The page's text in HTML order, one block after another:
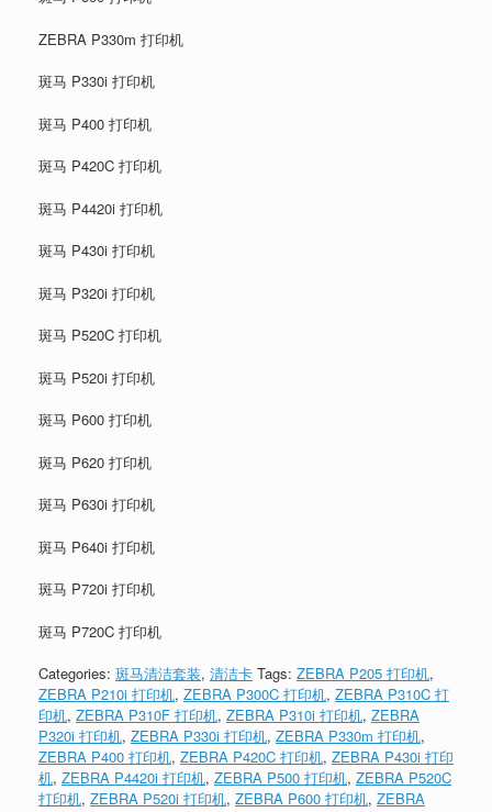
ZEBRA P330m 打印机
斑马 P330i 打印机
斑马 P400 打印机
斑马 P420C 打印机
斑马 P4420i 打印机
斑马 P430i 打印机
斑马 P320i 打印机
斑马 P520C 打印机
斑马 P520i 打印机
斑马 P600 打印机
斑马 P620 打印机
斑马 P630i 打印机
斑马 P640i 打印机
斑马 P720i 打印机
斑马 P720C 打印机
Categories: 斑马清洁套装, 清洁卡 Tags: ZEBRA P205 打印机,
ZEBRA P210i 打印机, ZEBRA P300C 打印机, ZEBRA P310C 打
印机, ZEBRA P310F 打印机, ZEBRA P310i 打印机, ZEBRA
P320i 打印机, ZEBRA P330i 打印机, ZEBRA P330m 打印机,
ZEBRA P400 打印机, ZEBRA P420C 打印机, ZEBRA P430i 打印
机, ZEBRA P4420i 打印机, ZEBRA P500 打印机, ZEBRA P520C
打印机, ZEBRA P520i 打印机, ZEBRA P600 打印机, ZEBRA